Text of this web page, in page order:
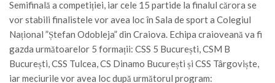
Semifinală a competiției, iar cele 15 partide la finalul cărora se
vor stabili finalistele vor avea loc în Sala de sport a Colegiul
Național ”Ștefan Odobleja” din Craiova. Echipa craioveană va fi
gazda următoarelor 5 formații: CSS 5 București, CSM B
București, CSS Tulcea, CS Dinamo București și CSS Târgoviște,
iar meciurile vor avea loc după următorul program: